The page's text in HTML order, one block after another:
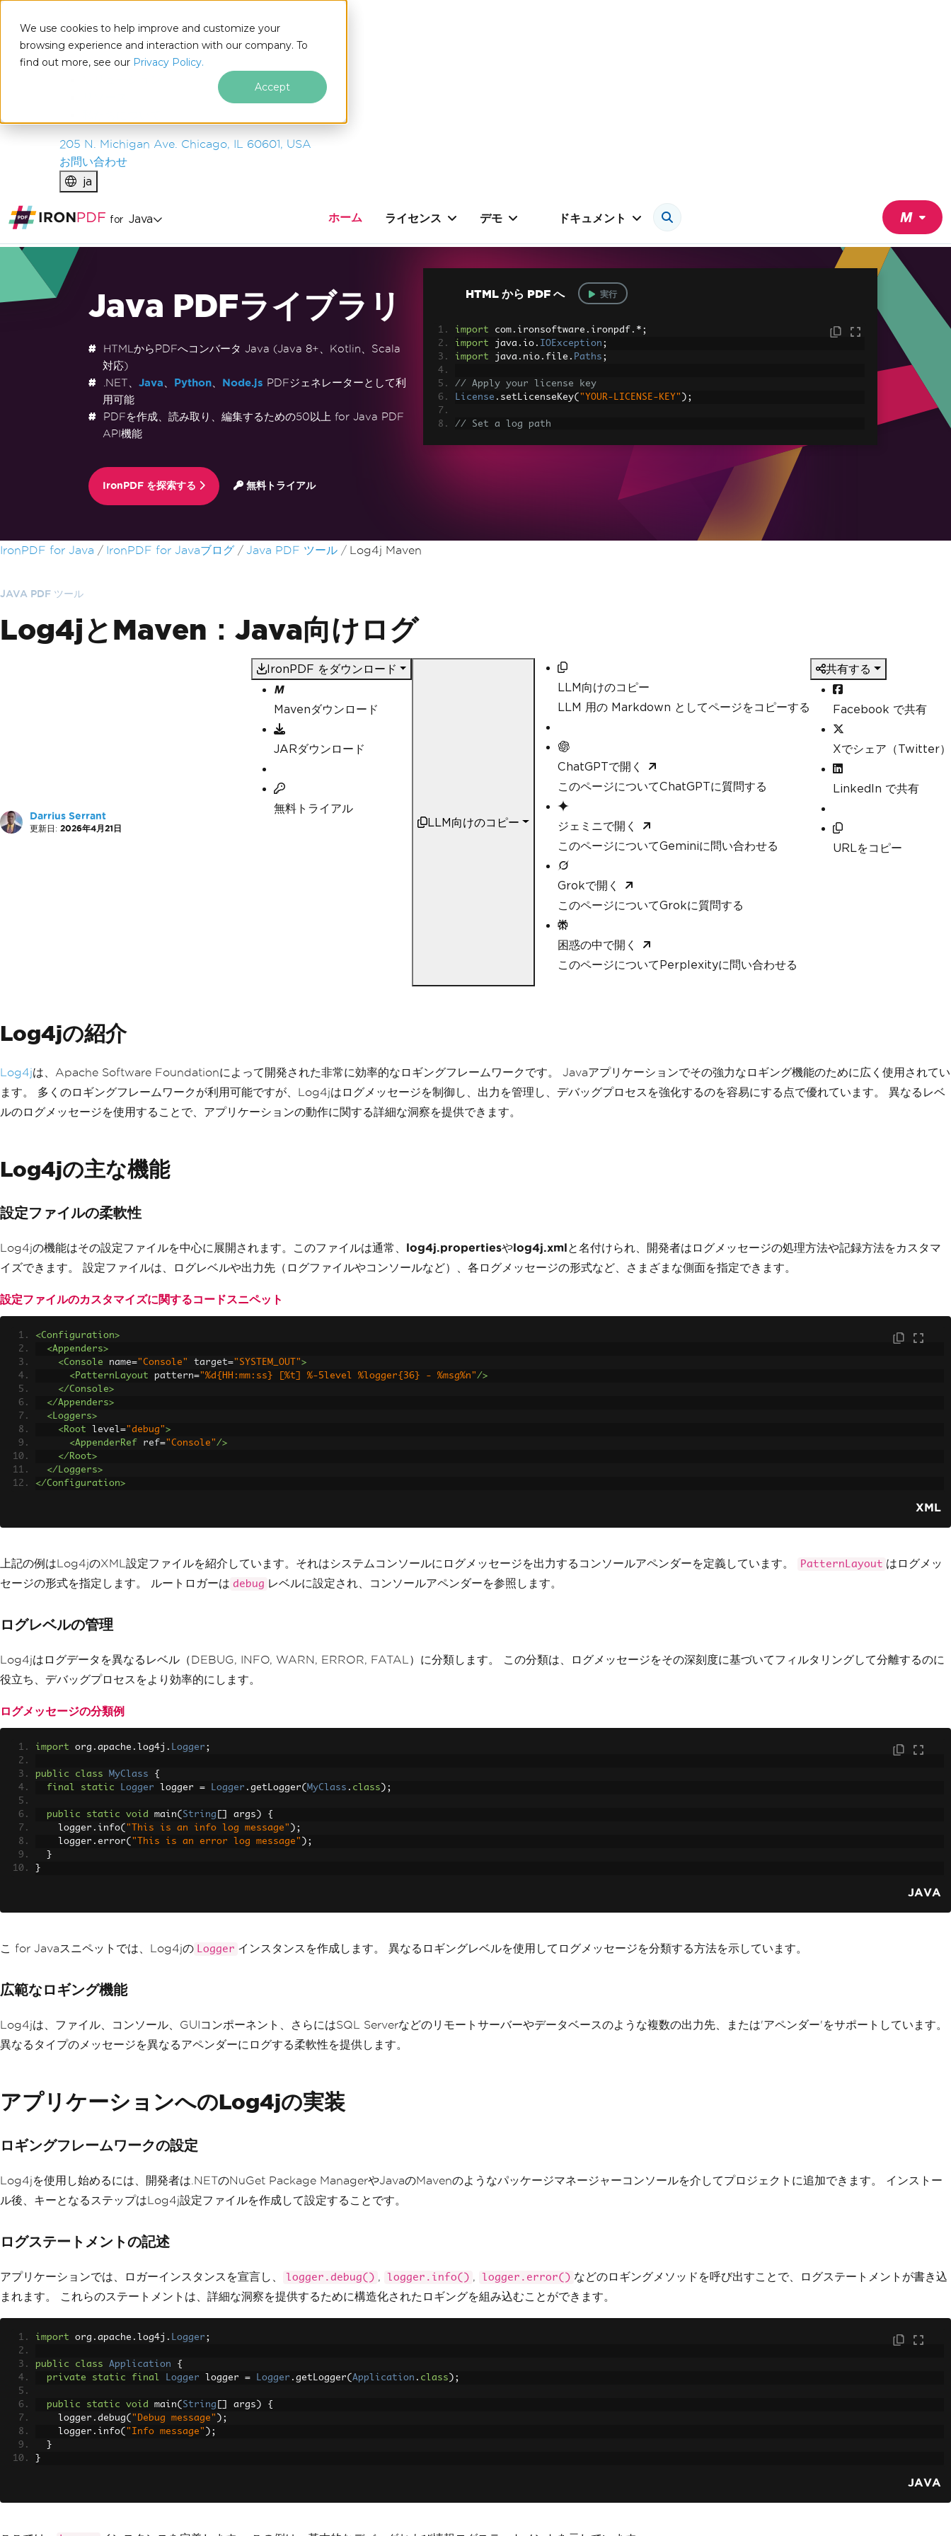
We use cookies to help improve and customize your
browsing experience and interaction with our company. To
find out more, see our Privacy Policy.
Accept
IRONSOFTWARE
製品
エンタープライズ
205 N. Michigan Ave. Chicago, IL 60601, USA
お問い合わせ
ja
for Java ホーム ライセンス デモ ドキュメント
Java PDFライブラリ
HTMLからPDFへコンバータ Java (Java 8+、Kotlin、Scala
対応)
.NET、 Java Python、 Node.js PDFジェネレーターとして利
用可能
PDFを作成、読み取り、編集するための50以上 for Java PDF
API機能
IronPDF を探索する 無料トライアル
HTML から PDF へ 実行
import com . ironsoftware . ironpdf .*;
import java . io . IOException ;
import java . nio . file . Paths ;
// Apply your license key
License . setLicenseKey( "YOUR-LICENSE-KEY" );
// Set a log path
// Render the HTML as a PDF. Stored in myPdf as type PdfDocument;
PdfDocument
"<h1> ~Hello World~ </h1
フッターコンテンツにスキップ
IronPDF for Java IronPDF for Javaブログ Java PDF ツール Log4j Maven
JAVA PDF ツール
Log4jとMaven：Java向けログ
Darrius Serrant
更新日: 2026年4月21日
IronPDF をダウンロード
Mavenダウンロード
JARダウンロード
無料トライアル
LLM向けのコピー
LLM向けのコピー
LLM 用の Markdown としてページをコピーする
ChatGPTで開く
このページについてChatGPTに質問する
ジェミニで開く
このページについてGeminiに問い合わせる
Grokで開く
このページについてGrokに質問する
困惑の中で開く
このページについてPerplexityに問い合わせる
共有する
Facebook で共有
Xでシェア（Twitter）
LinkedIn で共有
URLをコピー
Log4jの紹介
Log4jは、Apache Software Foundationによって開発された非常に効率的なロギングフレームワークです。 Javaアプリケーションでその強力なロギング機能のために広く使用されてい
ます。 多くのロギングフレームワークが利用可能ですが、Log4jはログメッセージを制御し、出力を管理し、デバッグプロセスを強化するのを容易にする点で優れています。 異なるレベ
ルのログメッセージを使用することで、アプリケーションの動作に関する詳細な洞察を提供できます。
Log4jの主な機能
設定ファイルの柔軟性
Log4jの機能はその設定ファイルを中心に展開されます。このファイルは通常、 log4j.propertiesやlog4j.xmlと名付けられ、開発者はログメッセージの処理方法や記録方法をカスタマ
イズできます。 設定ファイルは、ログレベルや出力先（ログファイルやコンソールなど）、各ログメッセージの形式など、さまざまな側面を指定できます。
設定ファイルのカスタマイズに関するコードスニペット
<Configuration>
<Appenders>
<Console
name="Console" target="SYSTEM_OUT">
<PatternLayout
pattern="%d{HH:mm:ss} [%t] %-5level %logger{36} - %msg%n"/>
</Console>
</Appenders>
<Loggers>
<Root
level="debug">
<AppenderRef
ref="Console"/>
</Root>
</Loggers>
</Configuration>
XML
上記の例はLog4jのXML設定ファイルを紹介しています。それはシステムコンソールにログメッセージを出力するコンソールアペンダーを定義しています。 PatternLayout はログメッ
セージの形式を指定します。 ルートロガーは debug レベルに設定され、コンソールアペンダーを参照します。
ログレベルの管理
Log4jはログデータを異なるレベル（DEBUG, INFO, WARN, ERROR, FATAL）に分類します。 この分類は、ログメッセージをその深刻度に基づいてフィルタリングして分離するのに
役立ち、デバッグプロセスをより効率的にします。
ログメッセージの分類例
import org . apache . log4j . Logger ;
public class MyClass
{
final
static Logger logger = Logger . getLogger( MyClass . class );
public static void main( String args )
{
    logger
. info( "This is an info log message" );
    logger
. error( "This is an error log message" );
}
}
JAVA
こ for Javaスニペットでは、Log4jの Logger インスタンスを作成します。 異なるロギングレベルを使用してログメッセージを分類する方法を示しています。
広範なロギング機能
Log4jは、ファイル、コンソール、GUIコンポーネント、さらにはSQL Serverなどのリモートサーバーやデータベースのような複数の出力先、または'アペンダー'をサポートしています。
異なるタイプのメッセージを異なるアペンダーにログする柔軟性を提供します。
アプリケーションへのLog4jの実装
ロギングフレームワークの設定
Log4jを使用し始めるには、開発者は.NETのNuGet Package ManagerやJavaのMavenのようなパッケージマネージャーコンソールを介してプロジェクトに追加できます。 インストー
ル後、キーとなるステップはLog4j設定ファイルを作成して設定することです。
ログステートメントの記述
アプリケーションでは、ロガーインスタンスを宣言し、 logger.debug() , logger.info() , logger.error() などのロギングメソッドを呼び出すことで、ログステートメントが書き込
まれます。 これらのステートメントは、詳細な洞察を提供するために構造化されたロギングを組み込むことができます。
import org . apache . log4j . Logger ;
public class Application
{
private
static final Logger logger = Logger . getLogger( Application . class );
public static void main( String args )
{
    logger
. debug( "Debug message" );
    logger
. info( "Info message" );
}
}
JAVA